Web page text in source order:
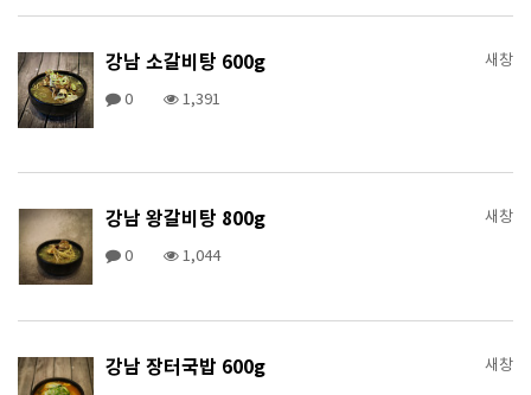
새창
강남 소갈비탕 600g
0 1,391
새창
강남 왕갈비탕 800g
0 1,044
새창
강남 장터국밥 600g